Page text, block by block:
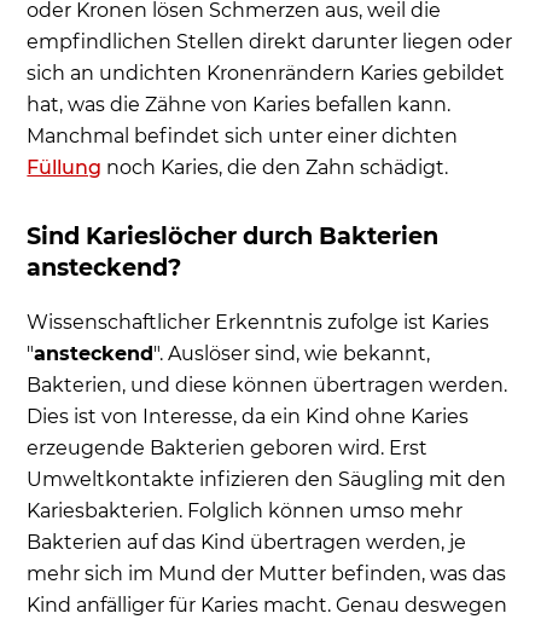
oder Kronen lösen Schmerzen aus, weil die
empfindlichen Stellen direkt darunter liegen oder
sich an undichten Kronenrändern Karies gebildet
hat, was die Zähne von Karies befallen kann.
Manchmal befindet sich unter einer dichten
Füllung noch Karies, die den Zahn schädigt.
Sind Karieslöcher durch Bakterien
ansteckend?
Wissenschaftlicher Erkenntnis zufolge ist Karies
"ansteckend ". Auslöser sind, wie bekannt,
Bakterien, und diese können übertragen werden.
Dies ist von Interesse, da ein Kind ohne Karies
erzeugende Bakterien geboren wird. Erst
Umweltkontakte infizieren den Säugling mit den
Kariesbakterien. Folglich können umso mehr
Bakterien auf das Kind übertragen werden, je
mehr sich im Mund der Mutter befinden, was das
Kind anfälliger für Karies macht. Genau deswegen